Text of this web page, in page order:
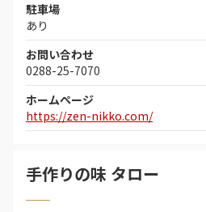
駐車場
あり
お問い合わせ
0288-25-7070
ホームページ
https://zen-nikko.com/
手作りの味 タロー